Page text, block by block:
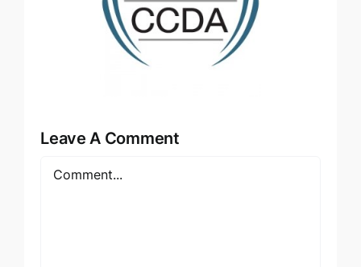
Leave A Comment
Comment